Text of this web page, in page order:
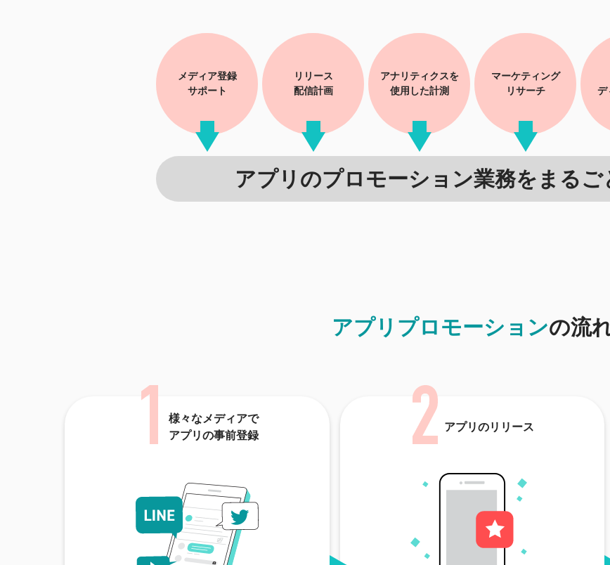
メディア登録
サポート
リリース
配信計画
アナリティクスを
使用した計測
マーケティング
リサーチ
デ
アプリのプロモーション業務を まるご
アプリプロモーションの流
様々なメディアで
アプリの事前登録
アプリのリリース